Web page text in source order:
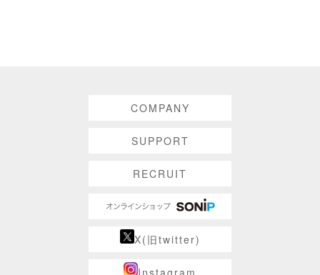
COMPANY
SUPPORT
RECRUIT
X(旧twitter)